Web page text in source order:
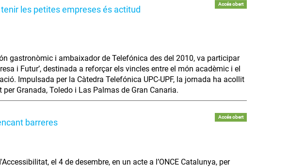
les petites empreses és actitud
Accés obert
gastronòmic i ambaixador de Telefónica des del 2010, va participar
i Futur’, destinada a reforçar els vincles entre el món acadèmic i el
Impulsada per la Càtedra Telefónica UPC-UPF, la jornada ha acollit
Granada, Toledo i Las Palmas de Gran Canaria.
barreres
Accés obert
el 4 de desembre, en un acte a l’ONCE Catalunya, per